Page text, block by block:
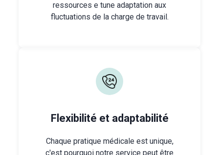
ressources e tune adaptation aux
fluctuations de la charge de travail.
Flexibilité et adaptabilité
Chaque pratique médicale est unique,
c'est pourquoi notre service peut être